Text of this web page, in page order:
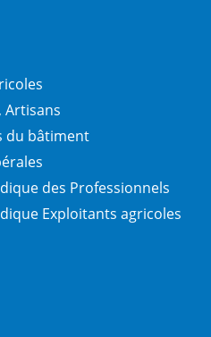
Artisans
du bâtiment
des Professionnels
Exploitants agricoles